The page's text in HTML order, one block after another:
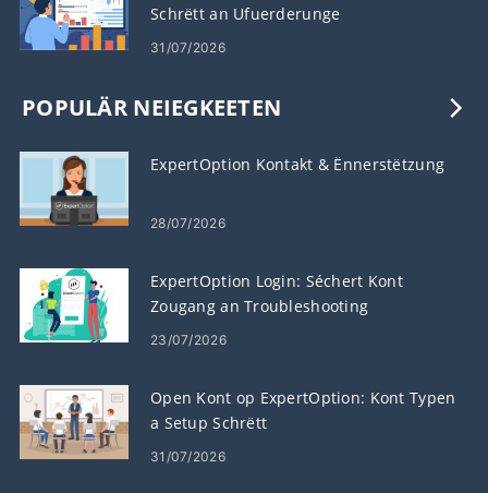
Schrëtt an Ufuerderunge
31/07/2026
POPULÄR NEIEGKEETEN
ExpertOption Kontakt & Ënnerstëtzung
28/07/2026
ExpertOption Login: Séchert Kont
Zougang an Troubleshooting
23/07/2026
Open Kont op ExpertOption: Kont Typen
a Setup Schrëtt
31/07/2026